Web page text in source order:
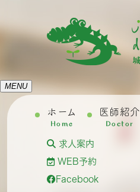
MENU
ホーム
Home
医師紹介
Doctor
求人案内
WEB予約
Facebook